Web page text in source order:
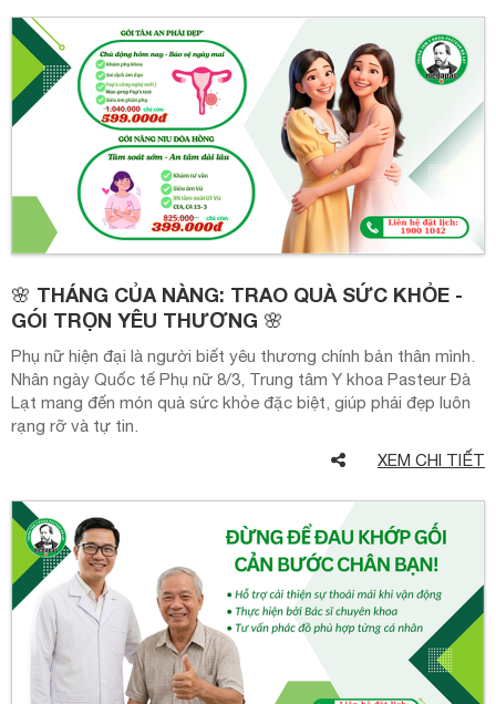
với một bộ dụng cụ riêng đã được vệ sinh và vô trùng. Tất cả
thiết bị máy móc đều được vệ sinh vô trùng ngay sau khi sử
dụng như vô trùng dụng cụ, vô trùng tay khoan, vô trùng ghế
máy… Tất cả đều nhằm mục đích đảm bảo an toàn tuyệt đối
cho khách hàng.
🌸 THÁNG CỦA NÀNG: TRAO QUÀ SỨC KHỎE -
GÓI TRỌN YÊU THƯƠNG 🌸
Phụ nữ hiện đại là người biết yêu thương chính bản thân mình.
Nhân ngày Quốc tế Phụ nữ 8/3, Trung tâm Y khoa Pasteur Đà
Lạt mang đến món quà sức khỏe đặc biệt, giúp phái đẹp luôn
rạng rỡ và tự tin.
XEM CHI TIẾT